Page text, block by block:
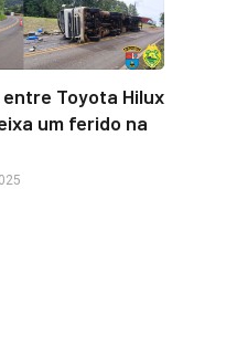
Toyota Hilux
um ferido na